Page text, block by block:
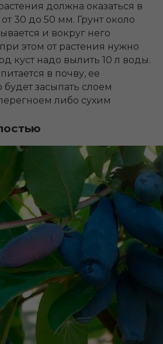
должна оказаться в
30 до 50 мм. Грунт около
и вокруг него
этом от растения нужно
куст надо вылить 10 л воды.
в почву, ее
будет засыпать слоем
либо сухим